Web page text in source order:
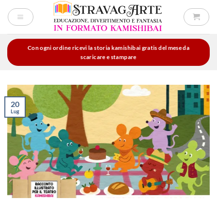
Con ogni ordine ricevi la storia kamishibai gratis del mese da
scaricare e stampare
20
Lug